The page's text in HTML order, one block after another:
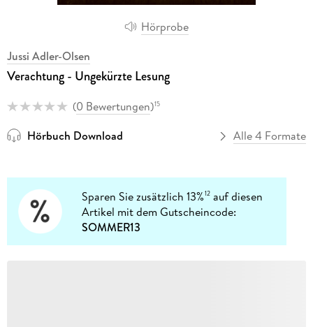
Hörprobe
Jussi Adler-Olsen
Verachtung - Ungekürzte Lesung
(0 Bewertungen)15
Hörbuch Download Alle 4 Formate
Sparen Sie zusätzlich 13%12 auf diesen
Artikel mit dem Gutscheincode:
SOMMER13